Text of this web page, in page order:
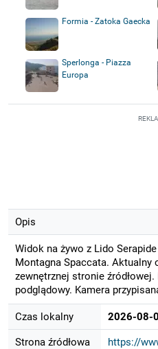
Formia - Zatoka Gaecka
Sperlonga - Piazza
Europa
Opis
Widok na żywo z Lido
Montagna Spaccata. Aktualny
zewnętrznej stronie
podglądowy. Kamera
Czas lokalny 2026-08-
Strona źródłowa https://